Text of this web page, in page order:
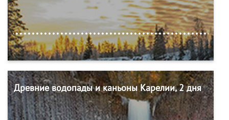
Древние водопады и каньоны Карелии, 2 дня